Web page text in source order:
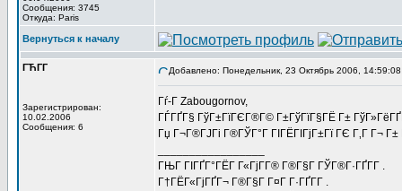
Сообщения: 3745
Откуда: Paris
Вернуться к началу
ГЋГ­Г
Зарегистрирован:
10.02.2006
Сообщения: 6
Добавлено: Понедельник, 23 Октябрь 2006, 14:59:08
Гѓ-Г­ Zabougornov,
ГЃГҐГ§ ГўГ±ГїГЄГ®Г© Г±ГўГїГ§ГЁ Г±
Гџ Г¬Г®ГЈГі Г®ГЎГ°Г ГІГЁГІГјГ±Гї ГЄ Г‚Г Г¬
ГЊГ ГІГҐГ°ГЁГ Г«ГјГ­Г® Г®Г§Г ГЎГ®Г·ГҐГ­Г .
Г†ГЁГ«ГјГҐГ¬ Г®Г§Г Г¤Г Г·ГҐГ­Г .